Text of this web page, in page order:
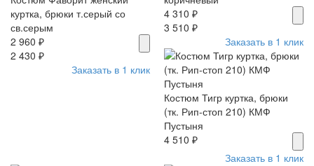
куртка, брюки т.серый со
св.серым
2 960 ₽
2 430 ₽
Заказать в 1 клик
4 310 ₽
3 510 ₽
Заказать в 1 клик
Костюм Тигр куртка, брюки
(тк. Рип-стоп 210) КМФ
Пустыня
4 510 ₽
Заказать в 1 клик